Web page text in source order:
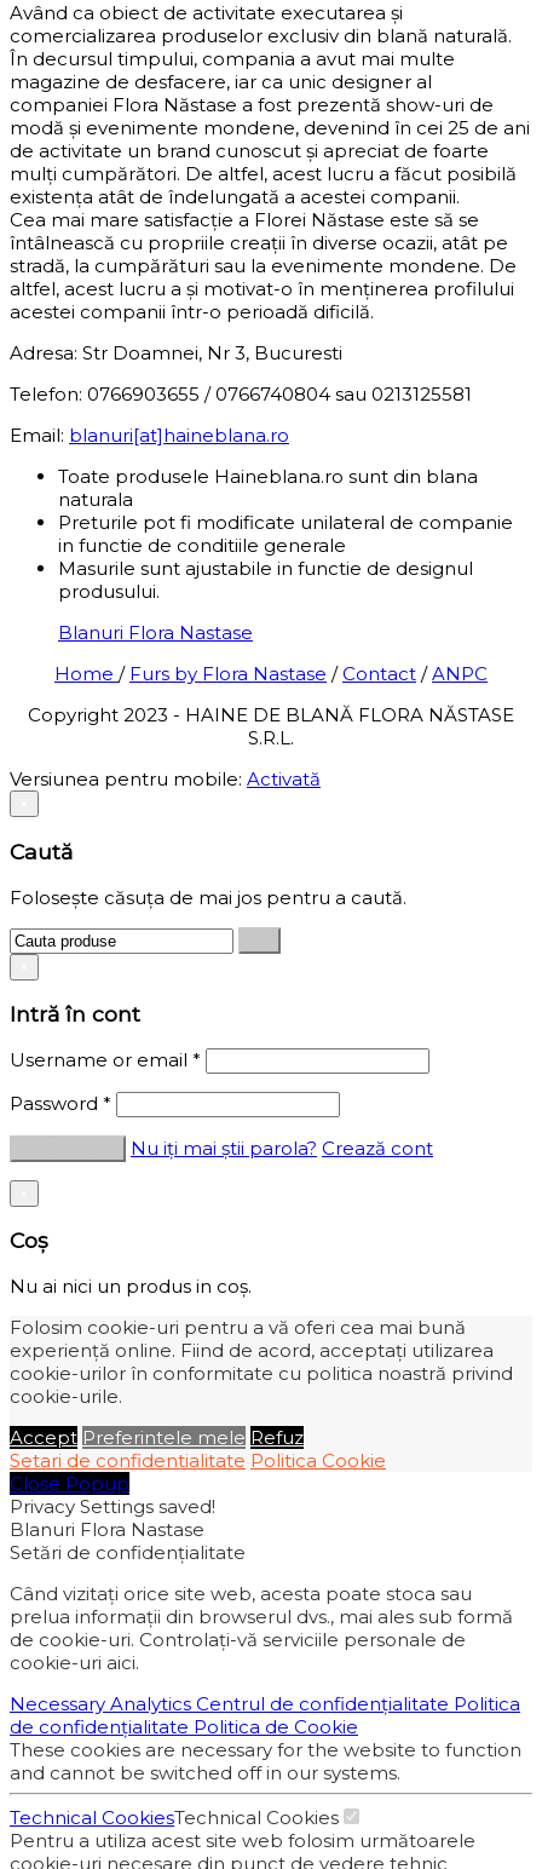
Având ca obiect de activitate executarea și
comercializarea produselor exclusiv din blană naturală.
În decursul timpului, compania a avut mai multe
magazine de desfacere, iar ca unic designer al
companiei Flora Năstase a fost prezentă show-uri de
modă și evenimente mondene, devenind în cei 25 de ani
de activitate un brand cunoscut și apreciat de foarte
mulți cumpărători. De altfel, acest lucru a făcut posibilă
existența atât de îndelungată a acestei companii.
Cea mai mare satisfacție a Florei Năstase este să se
întâlnească cu propriile creații în diverse ocazii, atât pe
stradă, la cumpărături sau la evenimente mondene. De
altfel, acest lucru a și motivat-o în menținerea profilului
acestei companii într-o perioadă dificilă.
Adresa: Str Doamnei, Nr 3, Bucuresti
Telefon: 0766903655 / 0766740804 sau 0213125581
Email: blanuri[at]haineblana.ro
Toate produsele Haineblana.ro sunt din blana
naturala
Preturile pot fi modificate unilateral de companie
in functie de conditiile generale
Masurile sunt ajustabile in functie de designul
produsului.
Blanuri Flora Nastase
Home / Furs by Flora Nastase /Contact /ANPC
Copyright 2023 - HAINE DE BLANĂ FLORA NĂSTASE
S.R.L.
Versiunea pentru mobile: Activată
Caută
Folosește căsuța de mai jos pentru a caută.
Intră în cont
Username or email *
Password *
Nu iți mai știi parola? Crează cont
Coș
Nu ai nici un produs in coș.
Folosim cookie-uri pentru a vă oferi cea mai bună
experiență online. Fiind de acord, acceptați utilizarea
cookie-urilor în conformitate cu politica noastră privind
cookie-urile.
Accept Preferintele mele Refuz
Setari de confidentialitate Politica Cookie
Close Popup
Privacy Settings saved!
Blanuri Flora Nastase
Setări de confidențialitate
Când vizitați orice site web, acesta poate stoca sau
prelua informații din browserul dvs., mai ales sub formă
de cookie-uri. Controlați-vă serviciile personale de
cookie-uri aici.
Necessary Analytics Centrul de confidențialitate Politica
de confidențialitate Politica de Cookie
These cookies are necessary for the website to function
and cannot be switched off in our systems.
Technical CookiesTechnical Cookies
Pentru a utiliza acest site web folosim următoarele
cookie-uri necesare din punct de vedere tehnic